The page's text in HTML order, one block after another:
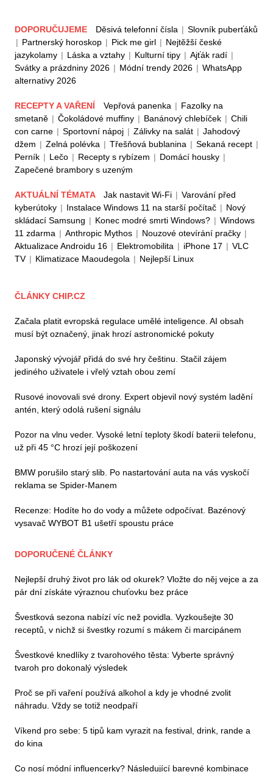
DOPORUČUJEME Děsivá telefonní čísla | Slovník puberťáků
| Partnerský horoskop | Pick me girl | Nejtěžší české
jazykolamy | Láska a vztahy | Kulturní tipy | Ajťák radí |
Svátky a prázdniny 2026 | Módní trendy 2026 | WhatsApp
alternativy 2026
RECEPTY A VAŘENÍ Vepřová panenka | Fazolky na
smetaně | Čokoládové muffiny | Banánový chlebíček | Chili
con carne | Sportovní nápoj | Zálivky na salát | Jahodový
džem | Zelná polévka | Třešňová bublanina | Sekaná recept |
Perník | Lečo | Recepty s rybízem | Domácí housky |
Zapečené brambory s uzeným
AKTUÁLNÍ TÉMATA Jak nastavit Wi-Fi | Varování před
kyberútoky | Instalace Windows 11 na starší počítač | Nový
skládací Samsung | Konec modré smrti Windows? | Windows
11 zdarma | Anthropic Mythos | Nouzové otevírání pračky |
Aktualizace Androidu 16 | Elektromobilita | iPhone 17 | VLC
TV | Klimatizace Maoudegola | Nejlepší Linux
ČLÁNKY CHIP.CZ
Začala platit evropská regulace umělé inteligence. AI obsah
musí být označený, jinak hrozí astronomické pokuty
Japonský vývojář přidá do své hry češtinu. Stačil zájem
jediného uživatele i vřelý vztah obou zemí
Rusové inovovali své drony. Expert objevil nový systém ladění
antén, který odolá rušení signálu
Pozor na vlnu veder. Vysoké letní teploty škodí baterii telefonu,
už při 45 °C hrozí její poškození
BMW porušilo starý slib. Po nastartování auta na vás vyskočí
reklama se Spider-Manem
Recenze: Hodíte ho do vody a můžete odpočívat. Bazénový
vysavač WYBOT B1 ušetří spoustu práce
DOPORUČENÉ ČLÁNKY
Nejlepší druhý život pro lák od okurek? Vložte do něj vejce a za
pár dní získáte výraznou chuťovku bez práce
Švestková sezona nabízí víc než povidla. Vyzkoušejte 30
receptů, v nichž si švestky rozumí s mákem či marcipánem
Švestkové knedlíky z tvarohového těsta: Vyberte správný
tvaroh pro dokonalý výsledek
Proč se při vaření používá alkohol a kdy je vhodné zvolit
náhradu. Vždy se totiž neodpaří
Víkend pro sebe: 5 tipů kam vyrazit na festival, drink, rande a
do kina
Co nosí módní influencerky? Následující barevné kombinace